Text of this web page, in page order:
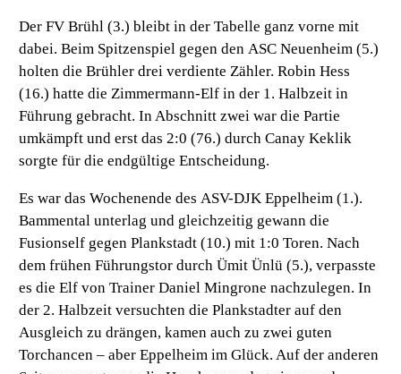
DerFV Brühl (3.) bleibt in der Tabelle ganz vorne mit
dabei. Beim Spitzenspiel gegen den ASC Neuenheim (5.)
holten die Brühler drei verdiente Zähler. Robin Hess
(16.) hatte die Zimmermann-Elf in der 1. Halbzeit in
Führung gebracht. In Abschnitt zwei war die Partie
umkämpft und erst das 2:0 (76.) durch Canay Keklik
sorgte für die endgültige Entscheidung.
Es war das Wochenende des ASV-DJK Eppelheim (1.).
Bammental unterlag und gleichzeitig gewann die
Fusionself gegenPlankstadt (10.) mit 1:0 Toren. Nach
dem frühen Führungstor durch Ümit Ünlü (5.), verpasste
es die Elf von Trainer Daniel Mingrone nachzulegen. In
der 2. Halbzeit versuchten die Plankstadter auf den
Ausgleich zu drängen, kamen auch zu zwei guten
Torchancen – aber Eppelheim im Glück. Auf der anderen